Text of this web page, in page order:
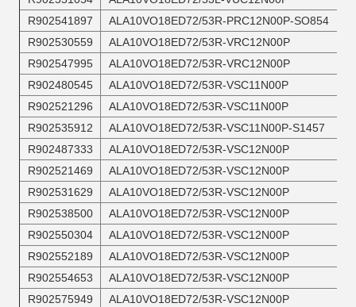
R902541897
ALA10VO18ED72/53R-PRC12N00P-SO854
R902530559
ALA10VO18ED72/53R-VRC12N00P
R902547995
ALA10VO18ED72/53R-VRC12N00P
R902480545
ALA10VO18ED72/53R-VSC11N00P
R902521296
ALA10VO18ED72/53R-VSC11N00P
R902535912
ALA10VO18ED72/53R-VSC11N00P-S1457
R902487333
ALA10VO18ED72/53R-VSC12N00P
R902521469
ALA10VO18ED72/53R-VSC12N00P
R902531629
ALA10VO18ED72/53R-VSC12N00P
R902538500
ALA10VO18ED72/53R-VSC12N00P
R902550304
ALA10VO18ED72/53R-VSC12N00P
R902552189
ALA10VO18ED72/53R-VSC12N00P
R902554653
ALA10VO18ED72/53R-VSC12N00P
R902575949
ALA10VO18ED72/53R-VSC12N00P